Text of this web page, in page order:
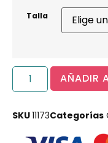
Talla
AÑADIR
SKU11173Categorías